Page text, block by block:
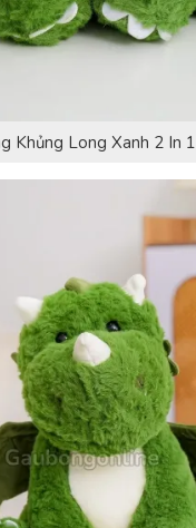
Khủng Long Xanh 2 In 1